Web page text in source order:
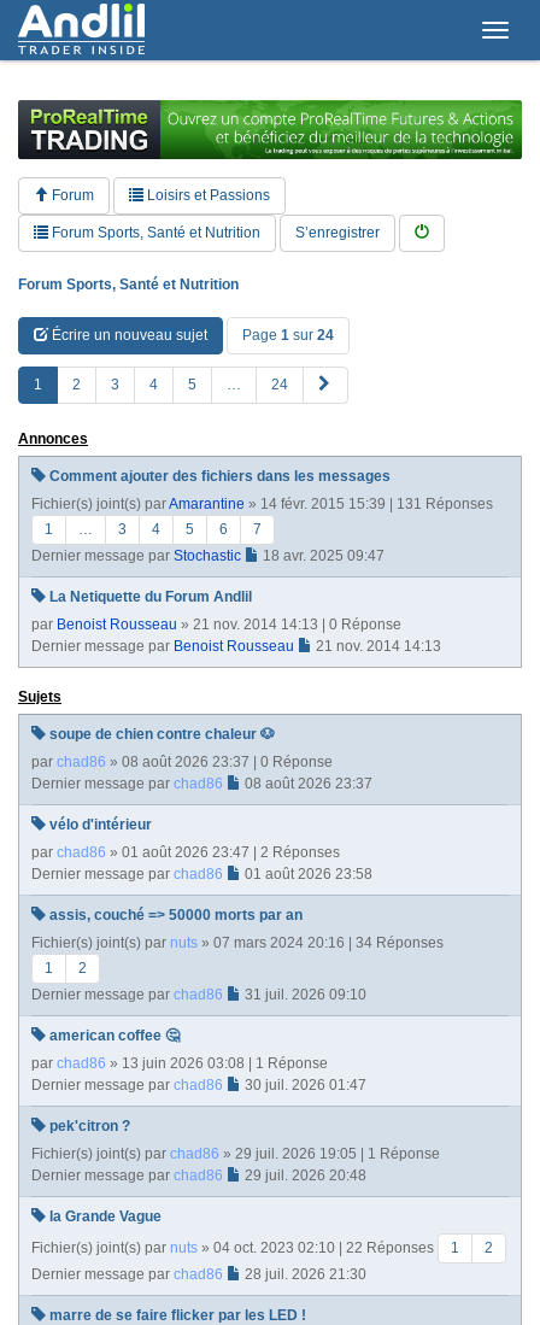
T
g
l
e
n
Forum Loisirs et Passions
Forum Sports, Santé et Nutrition S’enregistrer
Forum Sports, Santé et Nutrition
Écrire un nouveau sujet Page 1 sur 24
1 2 3 4 5 … 24
u
n
t
Annonces
Comment ajouter des fichiers dans les messages
Fichier(s) joint(s) parAmarantine » 14 févr. 2015 15:39 | 131 Réponses
1
… 3 4 5 6
7
Dernier message par Stochastic 18 avr. 2025 09:47
La Netiquette du Forum Andlil
par Benoist Rousseau » 21 nov. 2014 14:13 | 0 Réponse
Dernier message par Benoist Rousseau 21 nov. 2014 14:13
Sujets
soupe de chien contre chaleur 🐶
par chad86 » 08 août 2026 23:37 | 0 Réponse
Dernier message par chad86 08 août 2026 23:37
vélo d'intérieur
par chad86 » 01 août 2026 23:47 | 2 Réponses
Dernier message par chad86 01 août 2026 23:58
assis, couché => 50000 morts par an
Fichier(s) joint(s) par nuts » 07 mars 2024 20:16 | 34 Réponses
1
2
Dernier message par chad86 31 juil. 2026 09:10
american coffee 🤔
par chad86 » 13 juin 2026 03:08 | 1 Réponse
Dernier message par chad86 30 juil. 2026 01:47
pek'citron ?
Fichier(s) joint(s) par chad86 » 29 juil. 2026 19:05 | 1 Réponse
Dernier message par chad86 29 juil. 2026 20:48
la Grande Vague
Fichier(s) joint(s) par nuts » 04 oct. 2023 02:10 | 22 Réponses 1
2
Dernier message par chad86 28 juil. 2026 21:30
marre de se faire flicker par les LED !